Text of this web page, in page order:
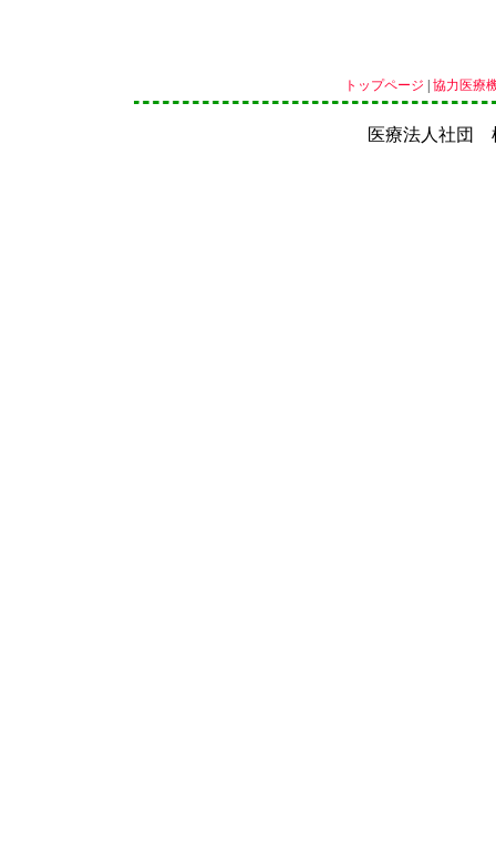
トップページ 協力医療
医療法人社団